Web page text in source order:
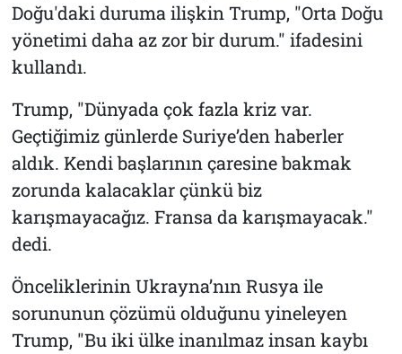
Doğu'daki duruma ilişkin Trump, "Orta Doğu
yönetimi daha az zor bir durum." ifadesini
kullandı.
Trump, "Dünyada çok fazla kriz var.
Geçtiğimiz günlerde Suriye’den haberler
aldık. Kendi başlarının çaresine bakmak
zorunda kalacaklar çünkü biz
karışmayacağız. Fransa da karışmayacak."
dedi.
Önceliklerinin Ukrayna’nın Rusya ile
sorununun çözümü olduğunu yineleyen
Trump, "Bu iki ülke inanılmaz insan kaybı